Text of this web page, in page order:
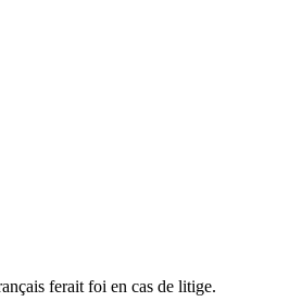
ferait foi en cas de litige.